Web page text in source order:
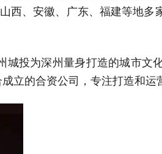
西、安徽、广东、福建等地
投为深州量身打造的城市文
立的合资公司，专注打造和运